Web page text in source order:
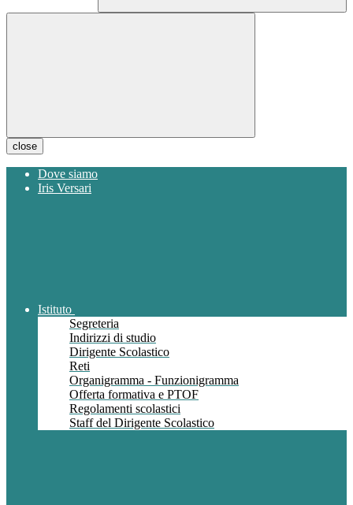
close
Dove siamo
Iris Versari
Istituto
Segreteria
Indirizzi di studio
Dirigente Scolastico
Reti
Organigramma - Funzionigramma
Offerta formativa e PTOF
Regolamenti scolastici
Staff del Dirigente Scolastico